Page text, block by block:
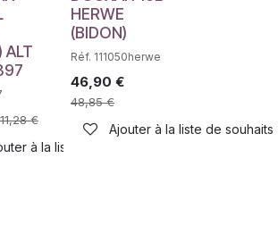
ALT
11,28€
à la liste de souhaits
HERWE
(BIDON)
Réf. 111050herwe
46,90 €
48,85€
Ajouter à la liste de souhaits